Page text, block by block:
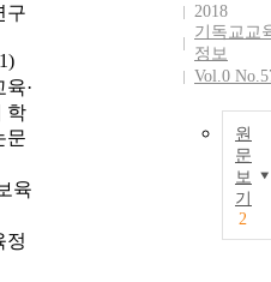
구
·
학
문
육
정
2018
기독교교
정보
Vol.0
원
문
보
기
2